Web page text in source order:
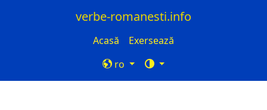
verbe-romanesti.info
Acasă
Exersează
ro